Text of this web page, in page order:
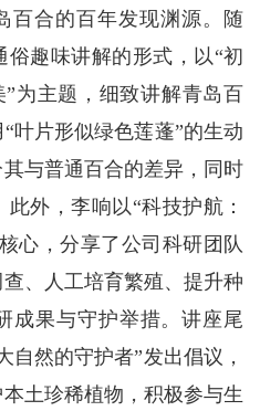
百合的百年发现渊源。随
趣味讲解的形式，以“初
为主题，细致讲解青岛百
叶片形似绿色莲蓬”的生动
与普通百合的差异，同时
外，李响以“科技护航：
心，分享了公司科研团队
、人工培育繁殖、提升种
成果与守护举措。讲座尾
自然的守护者”发出倡议，
土珍稀植物，积极参与生